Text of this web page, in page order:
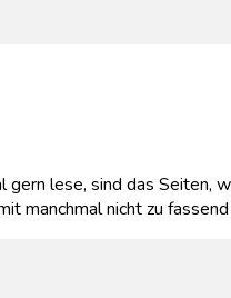
lese, sind das
manchmal nicht zu